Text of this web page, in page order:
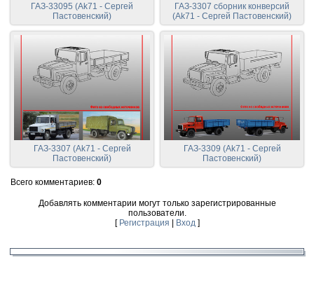
ГАЗ-33095 (Ak71 - Сергей
Пастовенский)
ГАЗ-3307 сборник конверсий
(Ak71 - Сергей Пастовенский)
ГАЗ-3307 (Ak71 - Сергей
Пастовенский)
ГАЗ-3309 (Ak71 - Сергей
Пастовенский)
Всего комментариев: 0
Добавлять комментарии могут только зарегистрированные
пользователи.
[ Регистрация Вход]